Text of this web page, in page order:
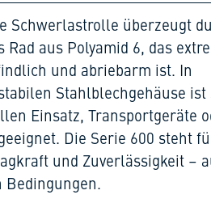
Schwerlastrolle überzeugt
Rad aus Polyamid 6, das
und abriebarm ist. In
Stahlblechgehäuse ist
Einsatz, Transportgeräte
Die Serie 600 steht
und Zuverlässigkeit –
Bedingungen.